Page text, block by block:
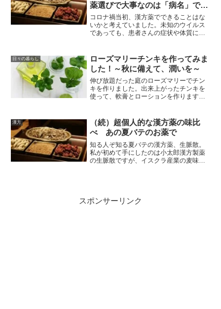
薬選びで大事なのは「病名」では
ありません
コロナ禍当初、漢方薬でできることはな
いかと考えていました。未知のウイルス
であっても、患者さんの症状や体質に応
で大事なのは、「証」であって、「病
名」ではありません。
日々の暮らし
ローズマリーチンキを作ってみま
した！～秋に備えて、潤いを～
伸び放題だった庭のローズマリーでチン
キを作りました。出来上がったチンキを
使って、軟膏とローションを作ります。
に備えます。
漢方
（続）超個人的な漢方薬の味比
べ あの夏バテのお薬で
知る人ぞ知る夏バテの漢方薬、生脈散。
私が初めて手にしたのは小太郎漢方製薬
の生脈散ですが、イスクラ産業の麦味参
スポンサーリンク